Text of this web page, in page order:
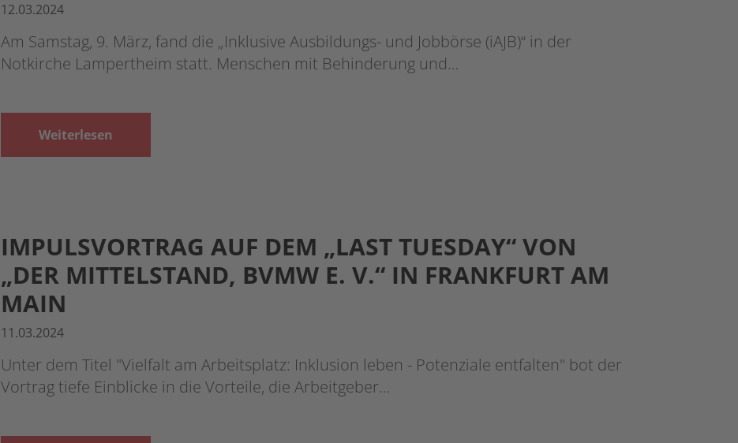
12.03.2024
Am Samstag, 9. März, fand die „Inklusive Ausbildungs- und Jobbörse (iAJB)“ in der
Notkirche Lampertheim statt. Menschen mit Behinderung und…
Weiterlesen
IMPULSVORTRAG AUF DEM „LAST TUESDAY“ VON
„DER MITTELSTAND, BVMW E. V.“ IN FRANKFURT AM
MAIN
11.03.2024
Unter dem Titel "Vielfalt am Arbeitsplatz: Inklusion leben - Potenziale entfalten" bot der
Vortrag tiefe Einblicke in die Vorteile, die Arbeitgeber…